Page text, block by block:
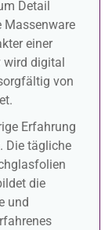
Detail
Massenware
einer
wird digital
von
Erfahrung
Die tägliche
die
und